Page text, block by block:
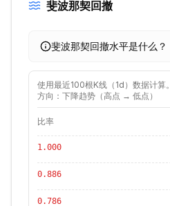
斐波那契回撤
斐波那契回撤水平是什么？
使用最近100根K线（ 1d ）数据计算。
方向：下降趋势（高点 → 低点）
比率
1.000
0.886
0.786